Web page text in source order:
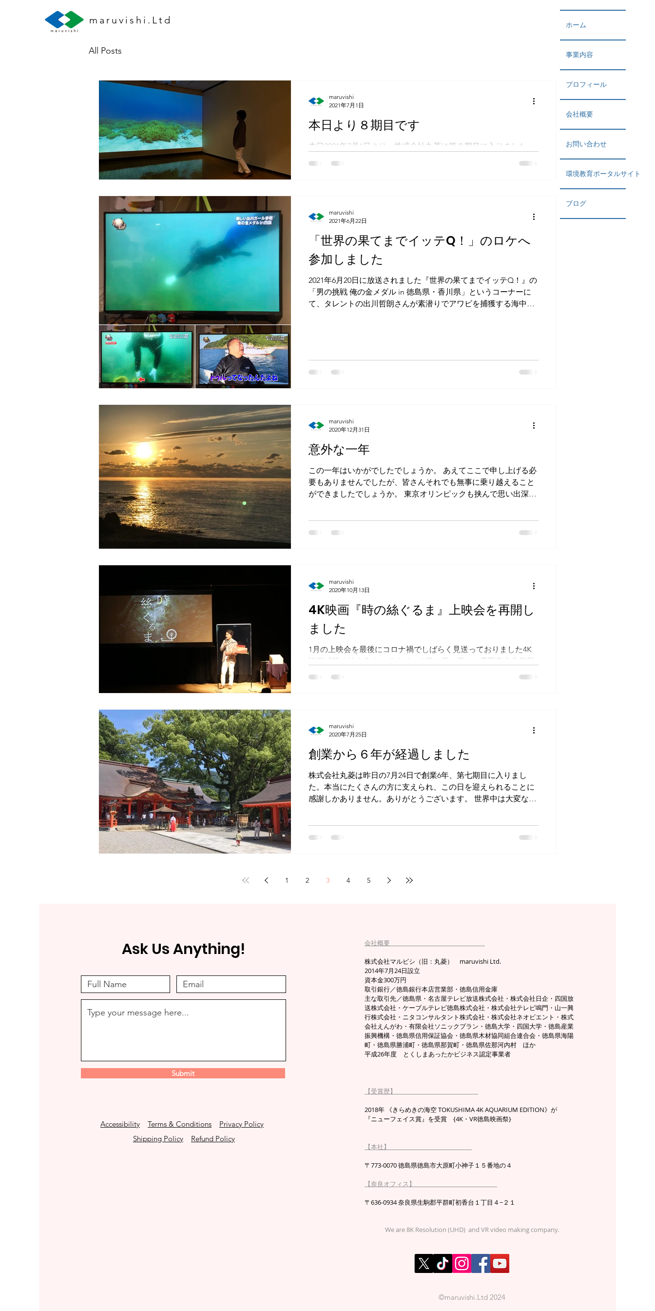
maruvishi.Ltd ホーム
事業内容
プロフィール
会社概要
お問い合わせ
環境教育ポータルサイト
ブログ
All Posts
本日より８期目です
本日2021年7月1日より、株式会社丸菱は第８期目に入りました。
maruvishi
2021年7月1日
「世界の果てまでイッテQ！」のロケへ
参加しました
2021年6月20日に放送されました『世界の果てまでイッテQ！』の
「男の挑戦 俺の金メダル in 徳島県・香川県」というコーナーに
て、タレントの出川哲朗さんが素潜りでアワビを捕獲する海中の
maruvishi
2021年6月22日
意外な一年
この一年はいかがでしたでしょうか。 あえてここで申し上げる必
要もありませんでしたが、皆さんそれでも無事に乗り越えること
ができましたでしょうか。 東京オリンピックも挟んで思い出深い
maruvishi
2020年12月31日
4K映画『時の絲ぐるま』上映会を再開し
ました
1月の上映会を最後にコロナ禍でしばらく見送っておりました4K
映画『時の絲ぐるま』ですが、10月11日（日）に豊田市文化振興
財団主催により豊田市産業文化センターで上映いたしました。 今
maruvishi
2020年10月13日
創業から６年が経過しました
株式会社丸菱は昨日の7月24日で創業6年、第七期目に入りまし
た。本当にたくさんの方に支えられ、この日を迎えられることに
感謝しかありません。ありがとうございます。 世界中は大変な状
maruvishi
2020年7月25日
1 2 3 4 5
Ask Us Anything!
Submit
Accessibility Terms & Conditions
Privacy Policy
Shipping Policy
Refund Policy
会社概要
株式会社マルビシ（旧：丸菱） maruvishi Ltd.
2014年7月24日設立
資本金300万円
取引銀行／徳島銀行本店営業部・徳島信用金庫
​主な取引先／徳島県・名古屋テレビ放送株式会社・株式会社日企・四国放
送株式会社・ケーブルテレビ徳島株式会社・株式会社テレビ鳴門・山一興
行株式会社・ニタコンサルタント株式会社・株式会社ネオビエント・株式
会社えんがわ・有限会社ソニックプラン・徳島大学・四国大学・徳島産業
振興機構・徳島県信用保証協会・徳島県木材協同組合連合会・徳島県海陽
町・徳島県勝浦町・徳島県那賀町・徳島県佐那河内村 ほか
平成26年度 とくしまあったかビジネス認定事業者
【受賞歴】
2018年 《きらめきの海空 TOKUSHIMA 4K AQUARIUM EDITION》が
『ニューフェイス賞』を受賞 {4K・VR徳島映画祭}
【本社】
〒773-0070 徳島県徳島市大原町小神子１５番地の４
【奈良オフィス】
〒636-0934 奈良県生駒郡平群町初香台１丁目４−２１
We are 8K Resolution (UHD) and VR video making company.
​©maruvishi.Ltd 2024